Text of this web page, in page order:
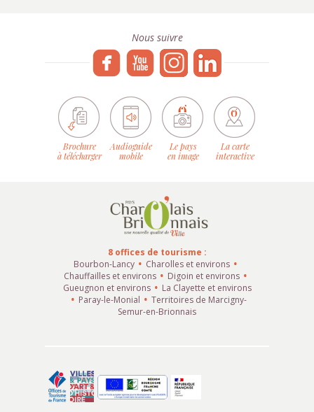
Nous suivre
Brochure
à télécharger
Audioguide
mobile
Le pays
en image
La carte
interactive
8 offices de tourisme :
Bourbon-Lancy
Charolles et environs
Chauffailles et environs
Digoin et environs
Gueugnon et environs
La Clayette et environs
Paray-le-Monial
Territoires de Marcigny-
Semur-en-Brionnais